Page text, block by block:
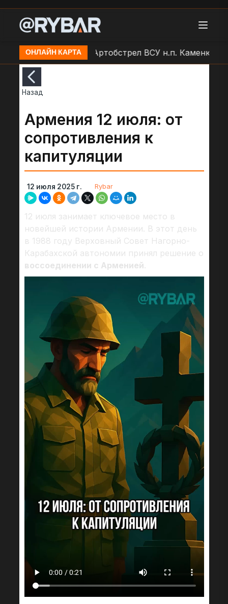
ОНЛАЙН КАРТА
н.п. Золочев Артобстрел ВСУ н.п. Каменка-
Назад
Армения 12 июля: от
сопротивления к
капитуляции
12 июля 2025 г. Rybar
12 июля занимает ключевое место в
новейшей истории Армении. В этот день
в 1988 году Верховный Совет Нагорно-
Карабахской автономии принял решение о
воссоединении с Арменией.